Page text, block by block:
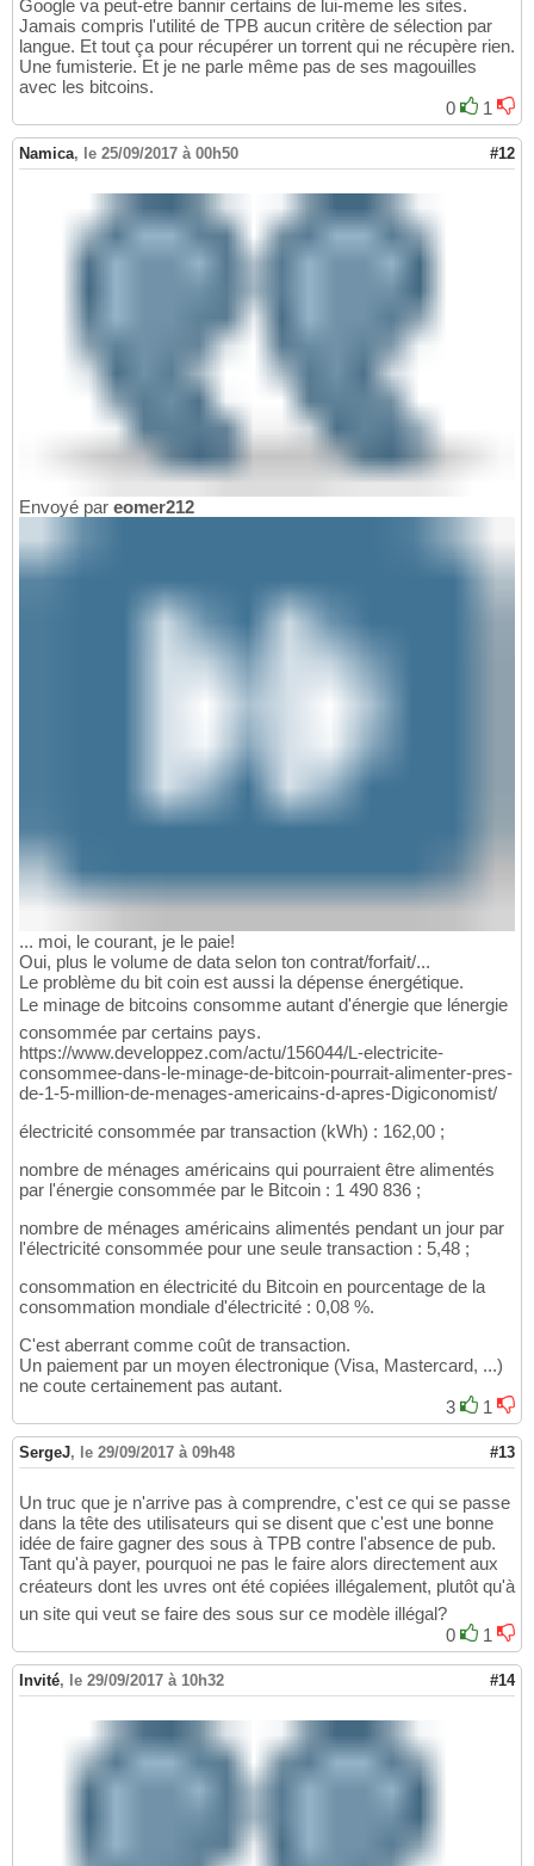
Google va peut-etre bannir certains de lui-meme les sites.
Jamais compris l'utilité de TPB aucun critère de sélection par
langue. Et tout ça pour récupérer un torrent qui ne récupère rien.
Une fumisterie. Et je ne parle même pas de ses magouilles
avec les bitcoins.
0
1
Namica, le 25/09/2017 à 00h50 #12
Envoyé par eomer212
... moi, le courant, je le paie!
Oui, plus le volume de data selon ton contrat/forfait/...
Le problème du bit coin est aussi la dépense énergétique.
Le minage de bitcoins consomme autant d'énergie que lénergie
consommée par certains pays.
https://www.developpez.com/actu/156044/L-electricite-
consommee-dans-le-minage-de-bitcoin-pourrait-alimenter-pres-
de-1-5-million-de-menages-americains-d-apres-Digiconomist/
électricité consommée par transaction (kWh) : 162,00 ;
nombre de ménages américains qui pourraient être alimentés
par l'énergie consommée par le Bitcoin : 1 490 836 ;
nombre de ménages américains alimentés pendant un jour par
l'électricité consommée pour une seule transaction : 5,48 ;
consommation en électricité du Bitcoin en pourcentage de la
consommation mondiale d'électricité : 0,08 %.
C'est aberrant comme coût de transaction.
Un paiement par un moyen électronique (Visa, Mastercard, ...)
ne coute certainement pas autant.
3
1
SergeJ, le 29/09/2017 à 09h48 #13
Un truc que je n'arrive pas à comprendre, c'est ce qui se passe
dans la tête des utilisateurs qui se disent que c'est une bonne
idée de faire gagner des sous à TPB contre l'absence de pub.
Tant qu'à payer, pourquoi ne pas le faire alors directement aux
créateurs dont les uvres ont été copiées illégalement, plutôt qu'à
un site qui veut se faire des sous sur ce modèle illégal?
0
1
Invité, le 29/09/2017 à 10h32 #14